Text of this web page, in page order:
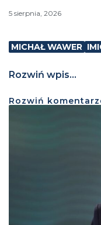
5 sierpnia, 2026
MICHAŁ WAWER
Rozwiń wpis...
Rozwiń